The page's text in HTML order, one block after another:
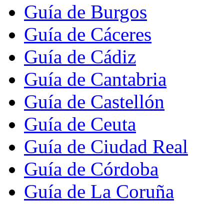
Guía de Burgos
Guía de Cáceres
Guía de Cádiz
Guía de Cantabria
Guía de Castellón
Guía de Ceuta
Guía de Ciudad Real
Guía de Córdoba
Guía de La Coruña